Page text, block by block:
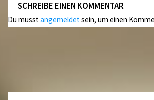
SCHREIBE EINEN KOMMENTAR
Du musstangemeldetsein, um einen